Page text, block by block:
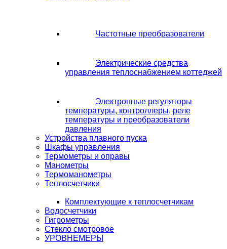
Частотные преобразователи
Электрические средства
управления теплоснабжением коттеджей
Электронные регуляторы
температуры, контроллеры, реле
температуры и преобразователи
давления
Устройства плавного пуска
Шкафы управления
Термометры и оправы
Манометры
Термоманометры
Теплосчетчики
Комплектующие к теплосчетчикам
Водосчетчики
Гигрометры
Стекло смотровое
УРОВНЕМЕРЫ